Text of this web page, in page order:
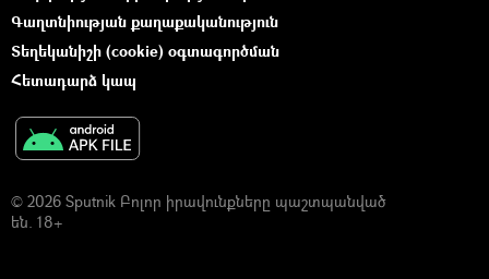
Գաղտնիության քաղաքականություն
Տեղեկանիշի (cookie) օգտագործման
Հետադարձ կապ
© 2026 Sputnik Բոլոր իրավունքները պաշտպանված
են. 18+